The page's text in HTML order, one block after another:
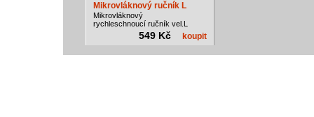
Mikrovláknový ručník L
Mikrovláknový
rychleschnoucí ručník vel.L
549 Kč koupit